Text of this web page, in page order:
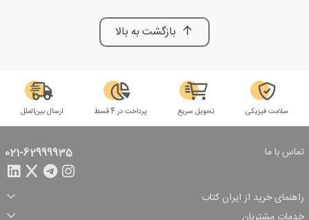
بازگشت به بالا
سلامت فیزیکی تحویل سریع پرداخت در 4 قسط ارسال بین‌الملل
تماس با ما 021-62999935
راهنمای خرید از ایران کتاب